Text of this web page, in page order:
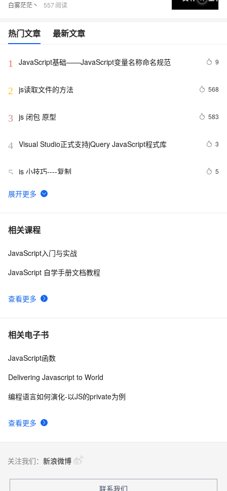
白雾茫茫丶 557
热门文章 最新文章
1 JavaScript基础——JavaScript变量名称命名规范 9
2 js读取文件的方法 568
3 js 闭包 原型 583
4 Visual Studio正式支持jQuery JavaScript程式库 3
5 js 小技巧----复制 5
6 创建JavaScript对象
7 Javascript面向对象编程（二）：构造函数的继承 by 阮
8 js 的 slice方法
相关课程
查看更多
JavaScript入门与实战
JavaScript 自学手册文档教程
相关电子书
查看更多
JavaScript函数
Delivering Javascript to World
编程语言如何演化-以JS的private为例
关注我们： 新浪微博
联系我们